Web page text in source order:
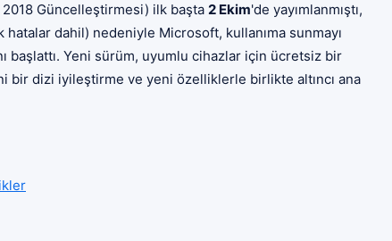
Güncelleştirmesi) ilk başta 2 Ekim'de yayımlanmıştı,
dahil) nedeniyle Microsoft, kullanıma sunmayı
başlattı. Yeni sürüm, uyumlu cihazlar için ücretsiz bir
dizi iyileştirme ve yeni özelliklerle birlikte altıncı ana